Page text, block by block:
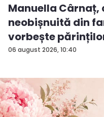
06 august 2026, 10:40
Manuella Cârnaț,
neobișnuită din
vorbește
„dumneavoastră...